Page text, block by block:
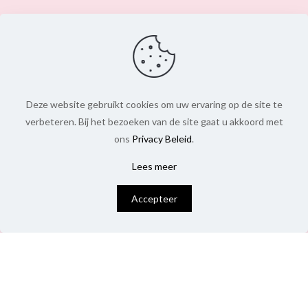
Deze website gebruikt cookies om uw ervaring op de site te
verbeteren. Bij het bezoeken van de site gaat u akkoord met
ons Privacy Beleid.
Lees meer
Accepteer